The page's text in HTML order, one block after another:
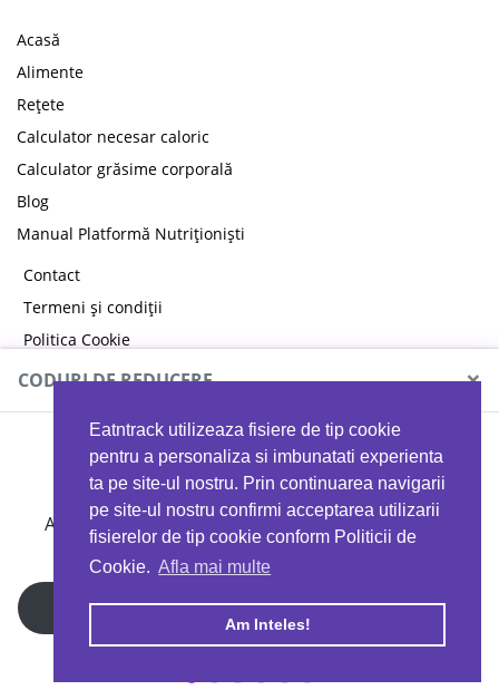
Eatntrack utilizeaza fisiere de tip cookie
pentru a personaliza si imbunatati experienta
ta pe site-ul nostru. Prin continuarea navigarii
pe site-ul nostru confirmi acceptarea utilizarii
fisierelor de tip cookie conform Politicii de
Cookie. Afla mai multe
Am Inteles!
Acasă
Alimente
Rețete
Calculator necesar caloric
Calculator grăsime corporală
Blog
Manual Platformă Nutriționiști
Contact
Termeni și condiții
Politica Cookie
Politica de confidențialitate
Copyright © 2026 EAT & TRACK S.R.L
CODURI DE REDUCERE ×
MYPROTEIN
Ai 40%reducere la orice comandă folosind codul
EATTRACK
Profită acum